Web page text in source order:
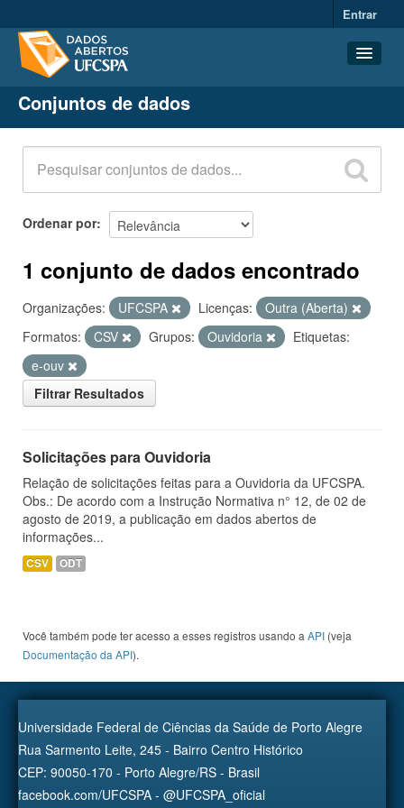
Entrar
Conjuntos de dados
Organizações
Grupos
Sobre
Conjuntos de dados
Ordenar por
1 conjunto de dados encontrado
Organizações: UFCSPA Licenças:
Outra (Aberta)
Formatos:
CSV Grupos: Ouvidoria
Etiquetas:
e-ouv
Filtrar Resultados
Solicitações para Ouvidoria
Relação de solicitações feitas para a Ouvidoria da UFCSPA.
Obs.: De acordo com a Instrução Normativa n° 12, de 02 de
agosto de 2019, a publicação em dados abertos de
informações...
CSV ODT
Você também pode ter acesso a esses registros usando a API (veja
Documentação da API).
Universidade Federal de Ciências da Saúde de Porto Alegre
Rua Sarmento Leite, 245 - Bairro Centro Histórico
CEP: 90050-170 - Porto Alegre/RS - Brasil
facebook.com/UFCSPA - @UFCSPA_oficial